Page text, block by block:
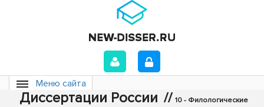
Меню сайта
Диссертации России // 10 - Филологические